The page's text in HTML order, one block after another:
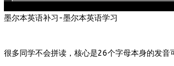
墨尔本英语补习-墨尔本英语学习
很多同学不会拼读，核心是26个字母本身的发音